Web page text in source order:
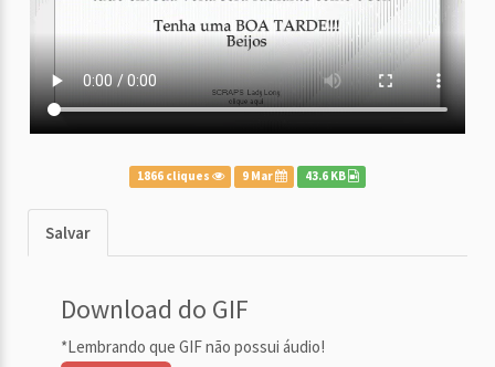
1866 cliques 9 Mar 43.6 KB
Salvar
Download do GIF
*Lembrando que GIF não possui áudio!